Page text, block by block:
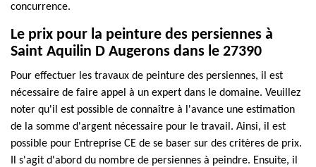
concurrence.
Le prix pour la peinture des persiennes à
Saint Aquilin D Augerons dans le 27390
Pour effectuer les travaux de peinture des persiennes, il est
nécessaire de faire appel à un expert dans le domaine. Veuillez
noter qu'il est possible de connaître à l'avance une estimation
de la somme d'argent nécessaire pour le travail. Ainsi, il est
possible pour Entreprise CE de se baser sur des critères de prix.
Il s'agit d'abord du nombre de persiennes à peindre. Ensuite, il